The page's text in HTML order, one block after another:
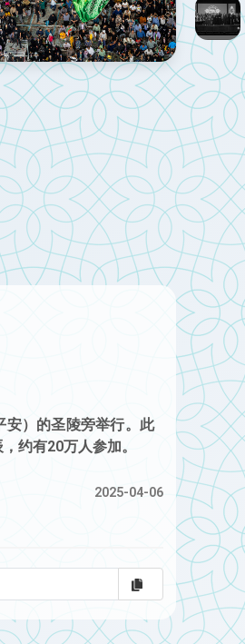
）的圣陵旁举行。此
约有20万人参加。
2025-04-06